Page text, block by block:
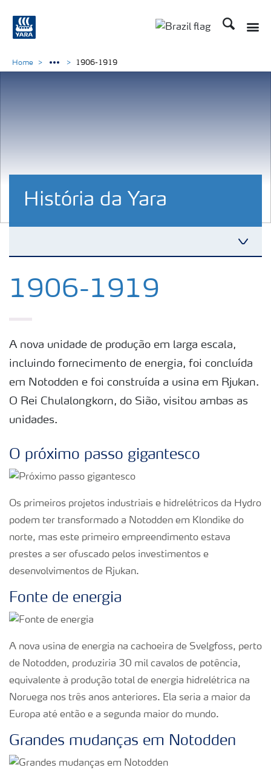
Busca
História da Yara
Ética e conformidade
Política HESQ
Maya
Certificações
Fator Y
Home 1906-1919
1906-1919
A nova unidade de produção em larga escala,
incluindo fornecimento de energia, foi concluída
em Notodden e foi construída a usina em Rjukan.
O Rei Chulalongkorn, do Sião, visitou ambas as
unidades.
O próximo passo gigantesco
Os primeiros projetos industriais e hidrelétricos da Hydro
podem ter transformado a Notodden em Klondike do
norte, mas este primeiro empreendimento estava
prestes a ser ofuscado pelos investimentos e
desenvolvimentos de Rjukan.
Fonte de energia
A nova usina de energia na cachoeira de Svelgfoss, perto
de Notodden, produziria 30 mil cavalos de potência,
equivalente à produção total de energia hidrelétrica na
Noruega nos três anos anteriores. Ela seria a maior da
Europa até então e a segunda maior do mundo.
Grandes mudanças em Notodden